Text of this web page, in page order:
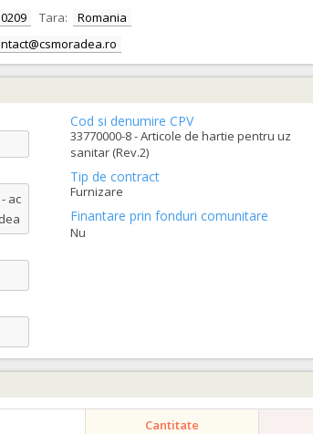
Tara:
Romania
ac
Cod si denumire CPV
33770000-8 - Articole de hartie pentru uz
sanitar (Rev.2)
Tip de contract
Furnizare
Finantare prin fonduri comunitare
Nu
Cantitate